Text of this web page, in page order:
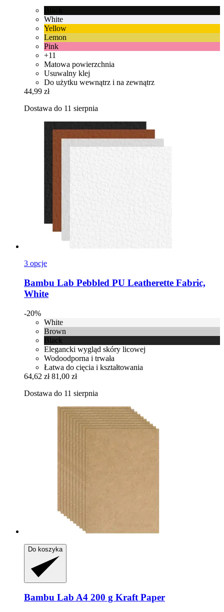
White
Yellow
Lemon
Pink
+11
Matowa powierzchnia
Usuwalny klej
Do użytku wewnątrz i na zewnątrz
44,99 zł
Dostawa do 11 sierpnia
3 opcje
Bambu Lab Pebbled PU Leatherette Fabric,
White
-20%
White
Brown
Black
Elegancki wygląd skóry licowej
Wodoodporna i trwała
Łatwa do cięcia i kształtowania
64,62 zł 81,00 zł
Dostawa do 11 sierpnia
Do koszyka
Bambu Lab A4 200 g Kraft Paper